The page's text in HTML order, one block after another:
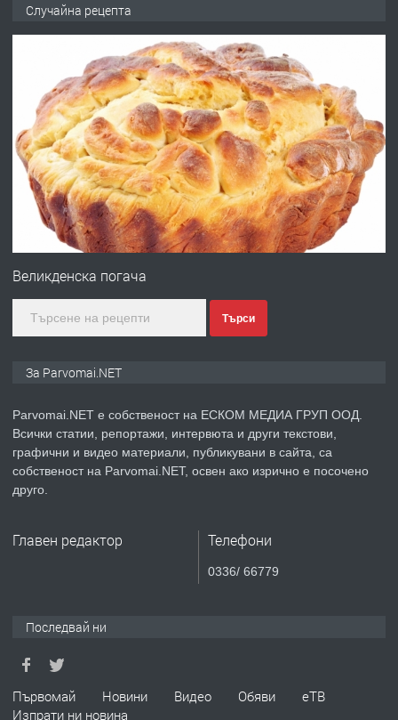
преди 1 година
ПРЕДЛАГА Работа за общи работници
преди 1 година
ПРЕДЛАГА
Първи поход "По стъпките на Ангел
преди 1 година
ПРЕДЛАГА Уроци по Математика
ТЪРСИ
Случайна рецепта
Великденска погача
Търси
За Parvomai.NET
Parvomai.NET е собственост на ЕСКОМ МЕДИА ГРУП ООД.
Всички статии, репортажи, интервюта и други текстови,
графични и видео материали, публикувани в сайта, са
собственост на Parvomai.NET, освен ако изрично е посочено
друго.
Главен редактор Телефони
0336/ 66779
Последвай ни
Първомай Новини Видео Обяви
еТВ
Изпрати ни новина